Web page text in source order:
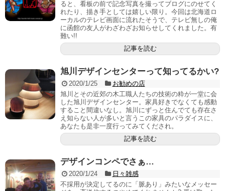
ると、看板の前で記念写真を撮ってブログにのせてく
れたり、描き手としては嬉しい限り。今回は北海道ロ
ーカルのテレビ画面に流れたそうで、テレビ無しの俺
に函館の友人がわざわざお知らせしてくれました。有
難い!!
記事を読む
旭川デザインセンターって知ってるかい?
2020/1/25
お勧めの店
旭川とその近郊の木工職人たちの技術の粋が一堂に会
した旭川デザインセンター。家具好きでなくても感動
すること間違いなし。旭川にずっと住んでても存在さ
え知らない人が多いと言うこの家具のパラダイスに、
あなたも是非一度行ってみてくだされ。
記事を読む
デザインコンペでさぁ…
2020/1/24
日々雑感
不採用が決定してるのに「脈あり」みたいなメッセー